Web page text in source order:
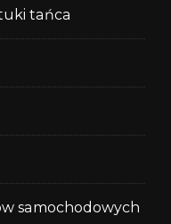
tańca
samochodowych